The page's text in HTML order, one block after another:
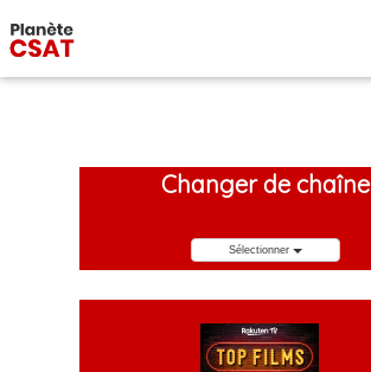
Changer de chaîne
Sélectionner